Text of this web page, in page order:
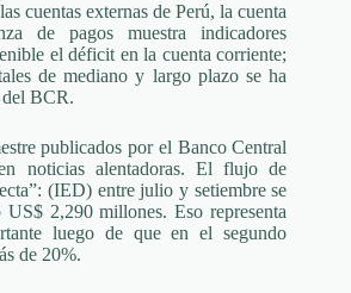
cuentas externas de Perú, la cuenta
de pagos muestra indicadores
el déficit en la cuenta corriente;
de mediano y largo plazo se ha
del BCR.
publicados por el Banco Central
noticias alentadoras. El flujo de
(IED) entre julio y setiembre se
2,290 millones. Eso representa
luego de que en el segundo
de 20%.